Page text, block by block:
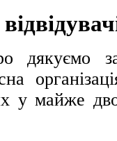
дякуємо за
у майже